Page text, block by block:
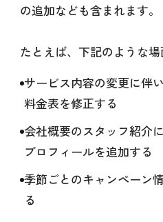
の追加なども含まれます。
たとえば、下記のような場
サービス内容の変更に伴
料金表を修正する
会社概要のスタッフ紹介
プロフィールを追加する
季節ごとのキャンペーン
る